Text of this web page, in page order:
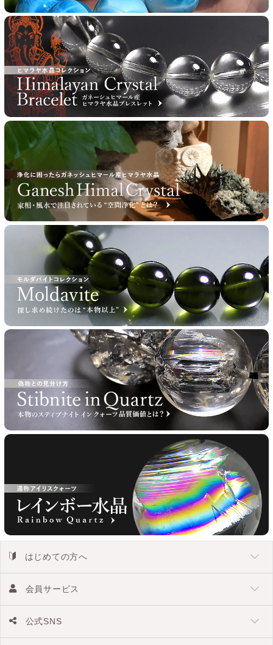
はじめての方へ
会員サービス
公式SNS